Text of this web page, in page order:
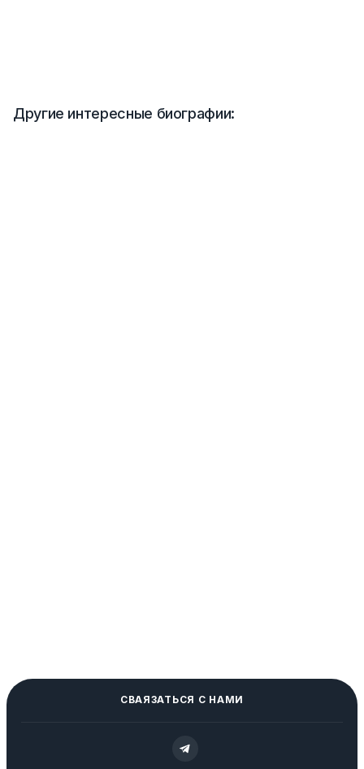
Другие интересные биографии:
СВАЯЗАТЬСЯ С НАМИ